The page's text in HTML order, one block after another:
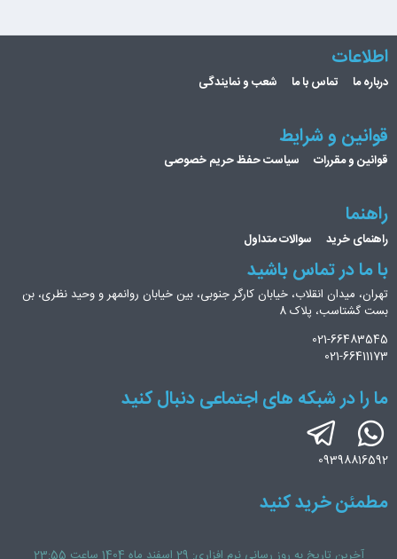
اطلاعات
درباره ما تماس با ما شعب و نمایندگی
قوانین و شرایط
قوانین و مقررات سیاست حفظ حریم خصوصی
راهنما
راهنمای خرید سوالات متداول
با ما در تماس باشید
تهران، میدان انقلاب، خیابان کارگر جنوبی، بین خیابان روانمهر و وحید نظری، بن
بست گشتاسب، پلاک 8
021-66483545
021-66411173
ما را در شبکه های اجتماعی دنبال کنید
09398816592
مطمئن خرید کنید